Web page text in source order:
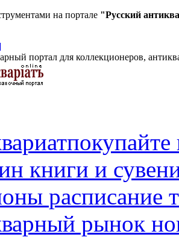
на портале "Русский
портал для коллекционеров,
покупайте
книги и
расписание
рынок